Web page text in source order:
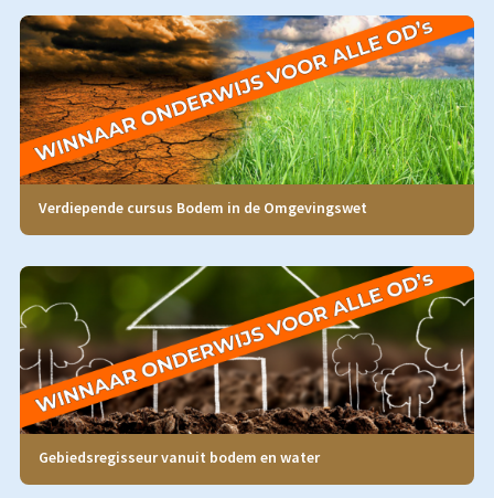
Verdiepende cursus Bodem in de Omgevingswet
Gebiedsregisseur vanuit bodem en water